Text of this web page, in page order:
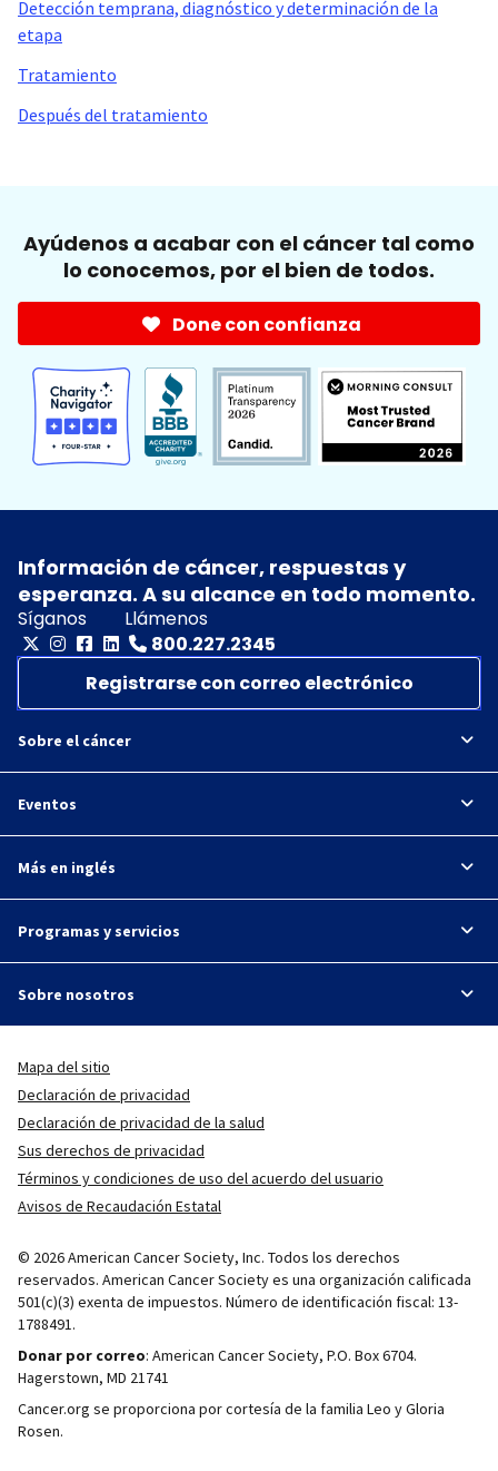
Detección temprana, diagnóstico y determinación de la
etapa
Tratamiento
Después del tratamiento
Ayúdenos a acabar con el cáncer tal como
lo conocemos, por el bien de todos.
Done con confianza
Información de cáncer, respuestas y
esperanza. A su alcance en todo momento.
Síganos
Llámenos
800.227.2345
Registrarse con correo electrónico
Sobre el cáncer
Eventos
Más en inglés
Programas y servicios
Sobre nosotros
Mapa del sitio
Declaración de privacidad
Declaración de privacidad de la salud
Sus derechos de privacidad
Términos y condiciones de uso del acuerdo del usuario
Avisos de Recaudación Estatal
© 2026 American Cancer Society, Inc. Todos los derechos
reservados. American Cancer Society es una organización calificada
501(c)(3) exenta de impuestos. Número de identificación fiscal: 13-
1788491.
Donar por correo: American Cancer Society, P.O. Box 6704.
Hagerstown, MD 21741
Cancer.org se proporciona por cortesía de la familia Leo y Gloria
Rosen.